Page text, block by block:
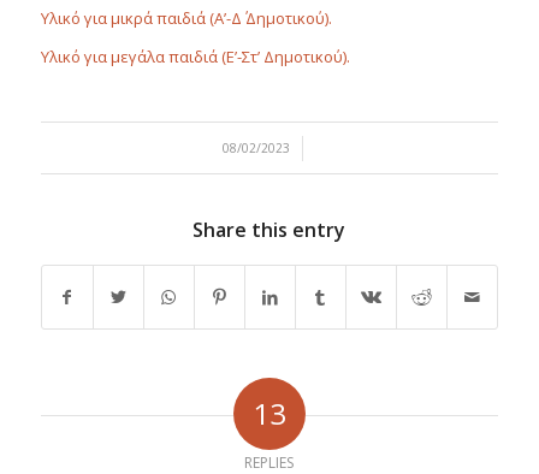
Υλικό για μικρά παιδιά (Α’-Δ΄ Δημοτικού).
Υλικό για μεγάλα παιδιά (Ε’-Στ’ Δημοτικού).
08/02/2023
/
Share this entry
13
REPLIES